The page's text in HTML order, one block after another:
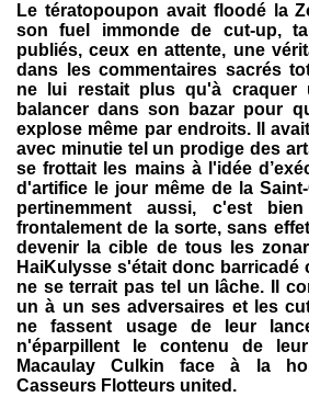
Le tératopoupon avait floodé la
son fuel immonde de cut-up,
publiés, ceux en attente, une
dans les commentaires sacrés
ne lui restait plus qu'à craquer
balancer dans son bazar pour
explose même par endroits. Il
avec minutie tel un prodige des
se frottait les mains à l'idée
d'artifice le jour même de la
pertinemment aussi, c'est
frontalement de la sorte, sans
devenir la cible de tous les
HaiKulysse s'était donc barricadé
ne se terrait pas tel un lâche. Il
un à un ses adversaires et les
ne fassent usage de leur
n'éparpillent le contenu de
Macaulay Culkin face à la
Casseurs Flotteurs united.